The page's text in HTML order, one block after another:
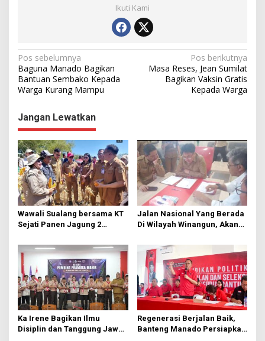
Ikuti Kami
N
a
v
i
g
a
s
i
p
o
s
Pos sebelumnya
Baguna Manado Bagikan
Bantuan Sembako Kepada
Warga Kurang Mampu
Pos berikutnya
Masa Reses, Jean Sumilat
Bagikan Vaksin Gratis
Kepada Warga
Jangan Lewatkan
Wawali Sualang bersama KT
Sejati Panen Jagung 2
Jalan Nasional Yang Berada
Di Wilayah Winangun, Akan
Ka Irene Bagikan Ilmu
Disiplin dan Tanggung Jawab
Regenerasi Berjalan Baik,
Banteng Manado Persiapkan